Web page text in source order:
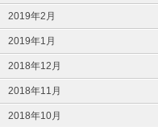
2019年2月
2019年1月
2018年12月
2018年11月
2018年10月